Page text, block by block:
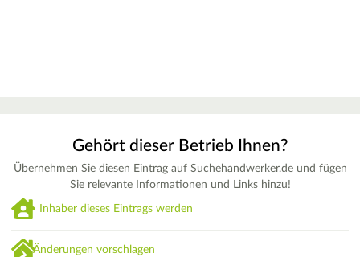
Gehört dieser Betrieb Ihnen?
Übernehmen Sie diesen Eintrag auf Suchehandwerker.de und fügen
Sie relevante Informationen und Links hinzu!
Inhaber dieses Eintrags werden
Änderungen vorschlagen